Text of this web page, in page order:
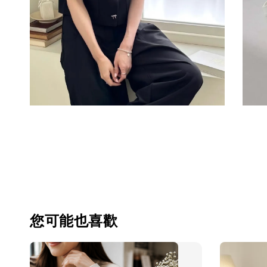
您可能也喜歡